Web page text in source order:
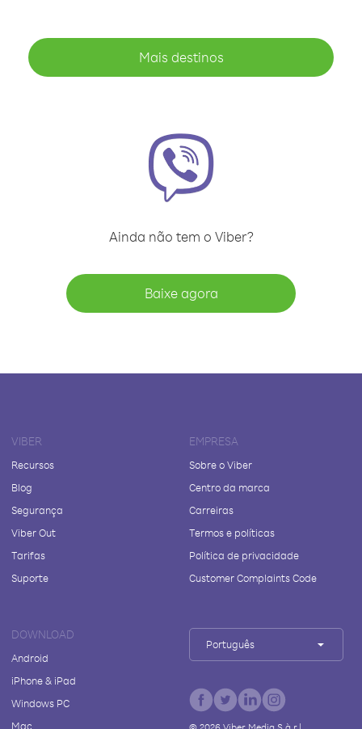
Mais destinos
Ainda não tem o Viber?
Baixe agora
VIBER
Recursos
Blog
Segurança
Viber Out
Tarifas
Suporte
EMPRESA
Sobre o Viber
Centro da marca
Carreiras
Termos e políticas
Política de privacidade
Customer Complaints Code
DOWNLOAD
Android
iPhone & iPad
Windows PC
Mac
Português